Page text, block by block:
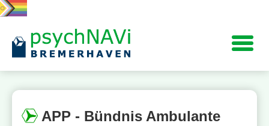
Navigation
APP - Bündnis Ambulante